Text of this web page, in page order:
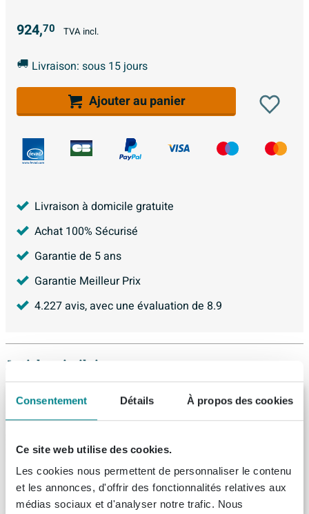
Consentement Détails À propos des cookies
Ce site web utilise des cookies.
Les cookies nous permettent de personnaliser le contenu
et les annonces, d'offrir des fonctionnalités relatives aux
médias sociaux et d'analyser notre trafic. Nous
924,70 TVA incl.
Livraison: sous 15 jours
Ajouter au panier
Livraison à domicile gratuite
Achat 100% Sécurisé
Garantie de 5 ans
Garantie Meilleur Prix
4.227avis, avec une évaluation de 8.9
Articles similaires
BRAUER Chrome Edition robinet de
baignoire encastré thermostatique -
de remplissage de baignoire - douchette à
main barre - flexible de douche - coude de
raccord mural - chrome
Livraison:1 - 2 semaines
1.047,40